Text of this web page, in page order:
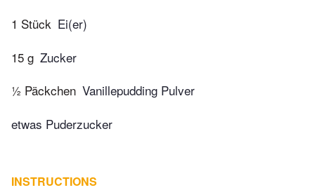
1 Stück Ei(er)
15 g Zucker
½ Päckchen Vanillepudding Pulver
etwas Puderzucker
INSTRUCTIONS